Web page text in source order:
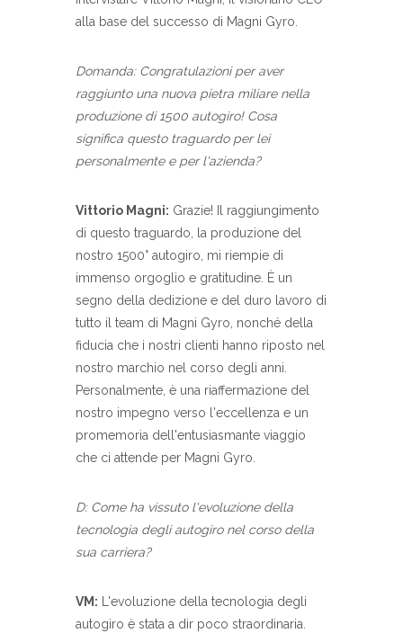
alla base del successo di Magni Gyro.
Domanda: Congratulazioni per aver
raggiunto una nuova pietra miliare nella
produzione di 1500 autogiro! Cosa
significa questo traguardo per lei
personalmente e per l'azienda?
Vittorio Magni: Grazie! Il raggiungimento
di questo traguardo, la produzione del
nostro 1500° autogiro, mi riempie di
immenso orgoglio e gratitudine. È un
segno della dedizione e del duro lavoro di
tutto il team di Magni Gyro, nonché della
fiducia che i nostri clienti hanno riposto nel
nostro marchio nel corso degli anni.
Personalmente, è una riaffermazione del
nostro impegno verso l'eccellenza e un
promemoria dell'entusiasmante viaggio
che ci attende per Magni Gyro.
D: Come ha vissuto l'evoluzione della
tecnologia degli autogiro nel corso della
sua carriera?
VM: L'evoluzione della tecnologia degli
autogiro è stata a dir poco straordinaria.